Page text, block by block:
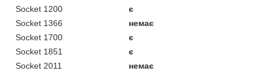
Socket 1200
є
Socket 1366
немає
Socket 1700
є
Socket 1851
є
Socket 2011
немає